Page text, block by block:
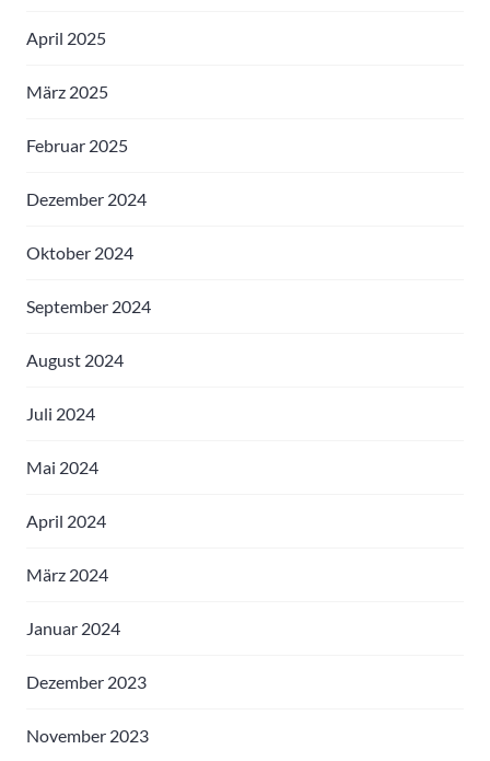
April 2025
März 2025
Februar 2025
Dezember 2024
Oktober 2024
September 2024
August 2024
Juli 2024
Mai 2024
April 2024
März 2024
Januar 2024
Dezember 2023
November 2023